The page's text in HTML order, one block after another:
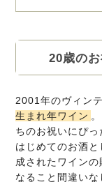
20歳の
2001年のヴィン
生まれ年ワイン
ちのお祝いにぴ
はじめてのお酒
成されたワイン
なること間違いな